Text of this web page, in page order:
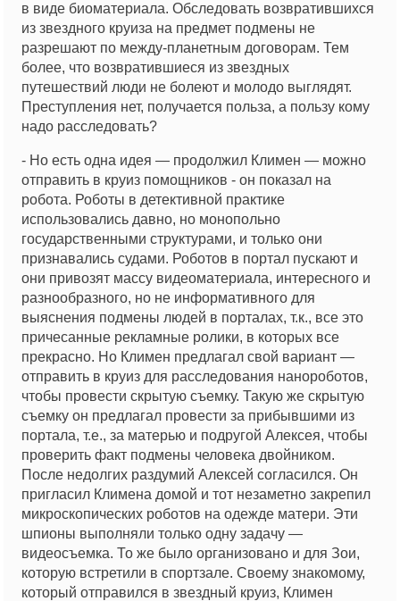
в виде биоматериала. Обследовать возвратившихся
из звездного круиза на предмет подмены не
разрешают по между-планетным договорам. Тем
более, что возвратившиеся из звездных
путешествий люди не болеют и молодо выглядят.
Преступления нет, получается польза, а пользу кому
надо расследовать?
- Но есть одна идея — продолжил Климен — можно
отправить в круиз помощников - он показал на
робота. Роботы в детективной практике
использовались давно, но монопольно
государственными структурами, и только они
признавались судами. Роботов в портал пускают и
они привозят массу видеоматериала, интересного и
разнообразного, но не информативного для
выяснения подмены людей в порталах, т.к., все это
причесанные рекламные ролики, в которых все
прекрасно. Но Климен предлагал свой вариант —
отправить в круиз для расследования нанороботов,
чтобы провести скрытую съемку. Такую же скрытую
съемку он предлагал провести за прибывшими из
портала, т.е., за матерью и подругой Алексея, чтобы
проверить факт подмены человека двойником.
После недолгих раздумий Алексей согласился. Он
пригласил Климена домой и тот незаметно закрепил
микроскопических роботов на одежде матери. Эти
шпионы выполняли только одну задачу —
видеосъемка. То же было организовано и для Зои,
которую встретили в спортзале. Своему знакомому,
который отправился в звездный круиз, Климен